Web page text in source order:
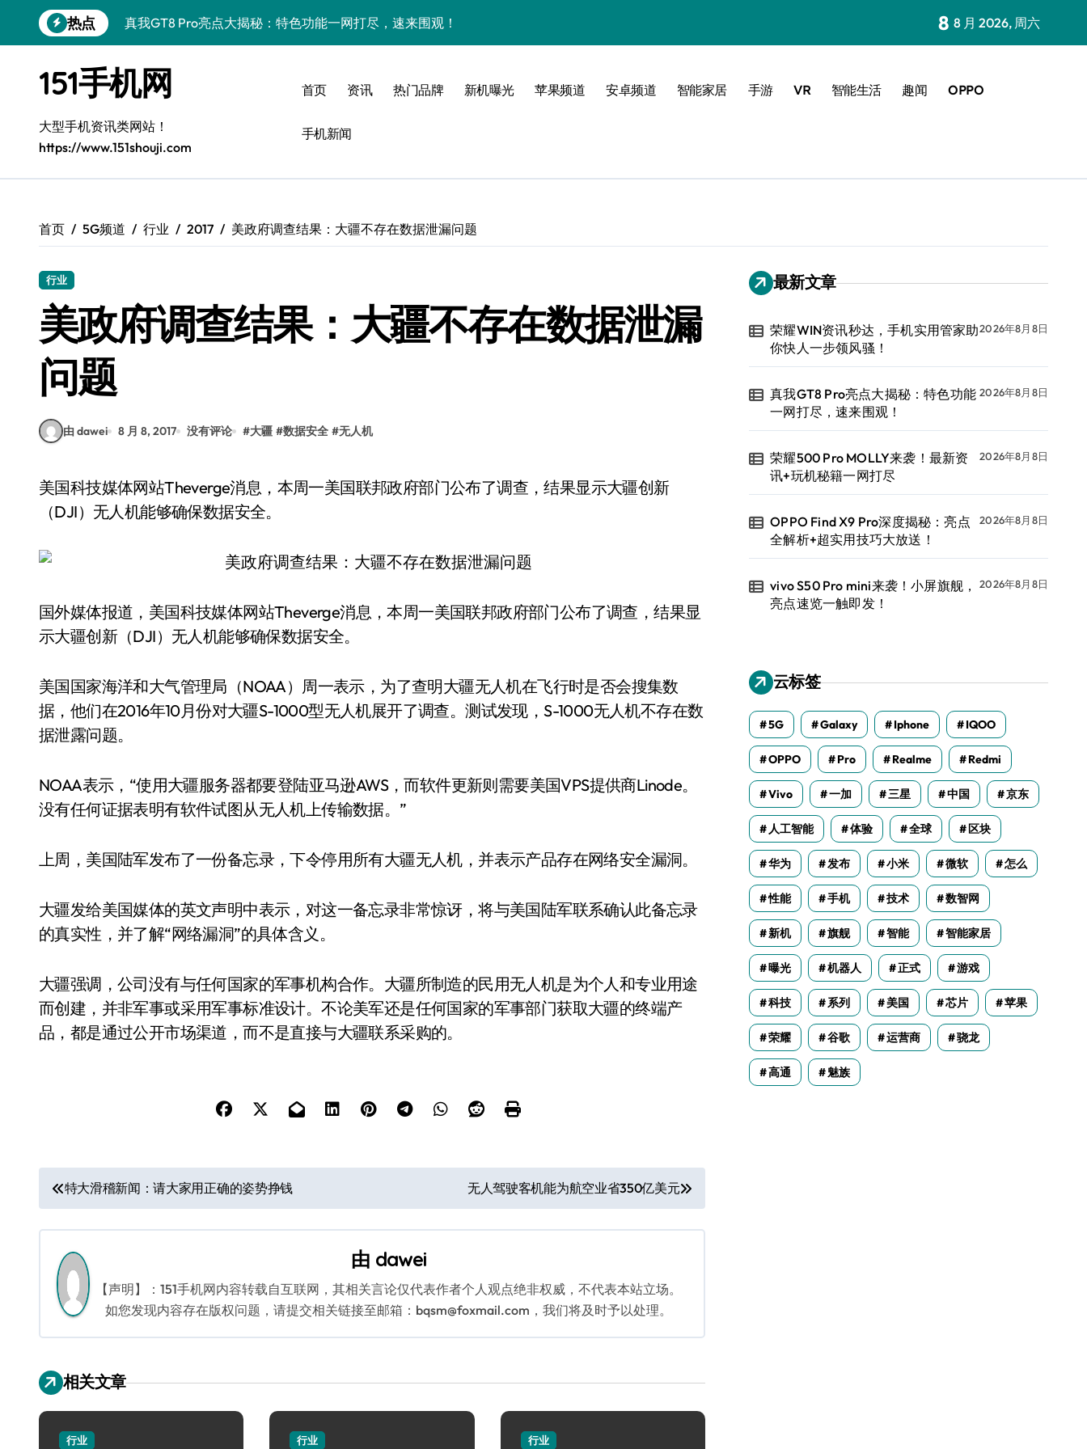
到
热点
真我GT8 Pro亮点大揭秘：特色功能一网打尽，速来围观！
OPPO Find X9 Pro深度揭秘：亮点全解析+超实用技巧大放送！
vivo S50 Pro mini来袭！小屏旗舰，亮点速览一触即发！
REDMI K90深度揭秘：超强配置亮点，一文全掌握！
三星W26资讯速递：智领未来，一键解锁科技新魅力！
三星Galaxy Z Fold7：创新科技赋能，折叠旗舰一手掌控！
荣耀WIN资讯秒达，手机实用管家助你快人一步领风骚！
8 8 月 2026, 周六
151手机网
大型手机资讯类网站！
https://www.151shouji.com
首页 资讯 热门品牌 新机曝光 苹果频道 安卓频道 智能家居 手游 VR 智能生活 趣闻 OPPO
手机新闻
首页 5G频道 行业 2017 美政府调查结果：大疆不存在数据泄漏问题
行业
美政府调查结果：大疆不存在数据泄漏
问题
由 dawei 8 月 8, 2017 没有评论 #大疆 #数据安全 #无人机
美国科技媒体网站Theverge消息，本周一美国联邦政府部门公布了调查，结果显示大疆创新
（DJI）无人机能够确保数据安全。
国外媒体报道，美国科技媒体网站Theverge消息，本周一美国联邦政府部门公布了调查，结果显
示大疆创新（DJI）无人机能够确保数据安全。
美国国家海洋和大气管理局（NOAA）周一表示，为了查明大疆无人机在飞行时是否会搜集数
据，他们在2016年10月份对大疆S-1000型无人机展开了调查。测试发现，S-1000无人机不存在数
据泄露问题。
NOAA表示，“使用大疆服务器都要登陆亚马逊AWS，而软件更新则需要美国VPS提供商Linode。
没有任何证据表明有软件试图从无人机上传输数据。”
上周，美国陆军发布了一份备忘录，下令停用所有大疆无人机，并表示产品存在网络安全漏洞。
大疆发给美国媒体的英文声明中表示，对这一备忘录非常惊讶，将与美国陆军联系确认此备忘录
的真实性，并了解“网络漏洞”的具体含义。
大疆强调，公司没有与任何国家的军事机构合作。大疆所制造的民用无人机是为个人和专业用途
而创建，并非军事或采用军事标准设计。不论美军还是任何国家的军事部门获取大疆的终端产
品，都是通过公开市场渠道，而不是直接与大疆联系采购的。
文
章
导
航
特大滑稽新闻：请大家用正确的姿势挣钱 无人驾驶客机能为航空业省350亿美元
由 dawei
【声明】：151手机网内容转载自互联网，其相关言论仅代表作者个人观点绝非权威，不代表本站立场。
如您发现内容存在版权问题，请提交相关链接至邮箱：bqsm@foxmail.com，我们将及时予以处理。
相关文章
行业 行业 行业
最新文章
荣耀WIN资讯秒达，手机实用管家助
你快人一步领风骚！
2026年8月8日
真我GT8 Pro亮点大揭秘：特色功能
一网打尽，速来围观！
2026年8月8日
荣耀500 Pro MOLLY来袭！最新资
讯+玩机秘籍一网打尽
2026年8月8日
OPPO Find X9 Pro深度揭秘：亮点
全解析+超实用技巧大放送！
2026年8月8日
vivo S50 Pro mini来袭！小屏旗舰，
亮点速览一触即发！
2026年8月8日
云标签
5G Galaxy Iphone IQOO
OPPO Pro Realme Redmi
Vivo 一加 三星 中国 京东
人工智能 体验 全球 区块
华为 发布 小米 微软 怎么
性能 手机 技术 数智网
新机 旗舰 智能 智能家居
曝光 机器人 正式 游戏
科技 系列 美国 芯片 苹果
荣耀 谷歌 运营商 骁龙
高通 魅族